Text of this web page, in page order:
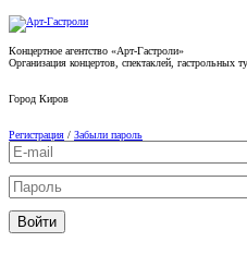
Концертное агентство «Арт-Гастроли»
Организация концертов, спектаклей, гастрольных
Город Киров
Регистрация / Забыли пароль